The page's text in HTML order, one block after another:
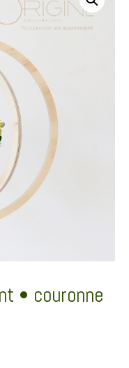
• couronne